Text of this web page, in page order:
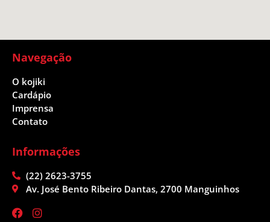
Navegação
O kojiki
Cardápio
Imprensa
Contato
Informações
(22) 2623-3755
Av. José Bento Ribeiro Dantas, 2700 Manguinhos